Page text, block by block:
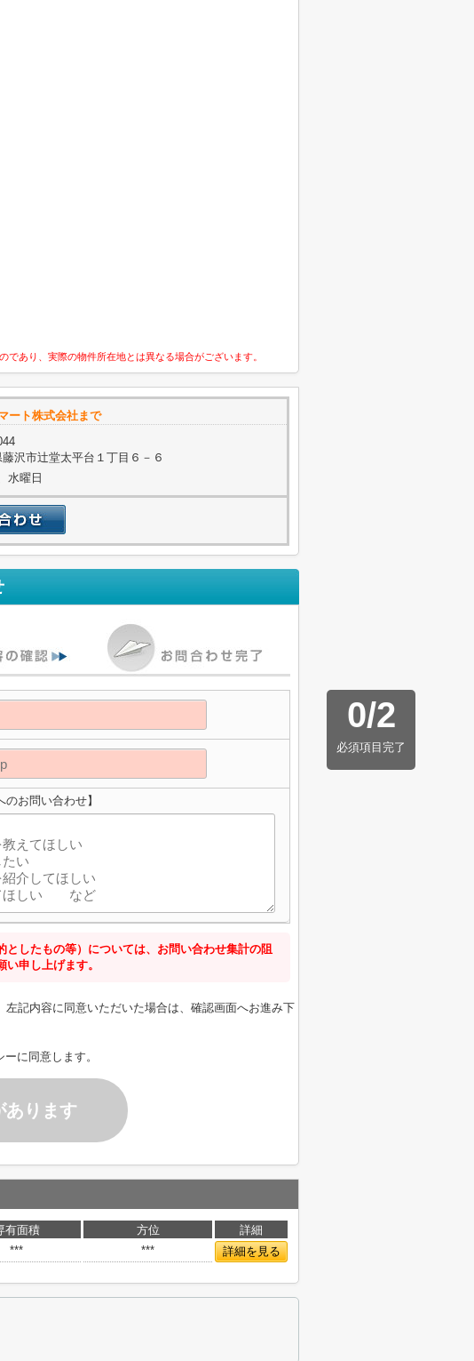
あり、実際の物件所在地とは異なる場合がございます。
ート株式会社まで
沢市辻堂太平台１丁目６－６
水曜日
0/2
必須項目完了
お問い合わせ】
したもの等）については、お問い合わせ集計の阻
申し上げます。
左記内容に同意いただいた場合は、確認画面へお進み下
に同意します。
あります
有面積 方位
詳細
*** *** 詳細を見る